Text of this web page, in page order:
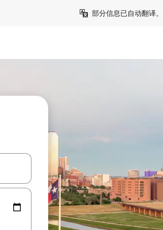
部分信息已自动翻译。
点击或滑动手势浏览。